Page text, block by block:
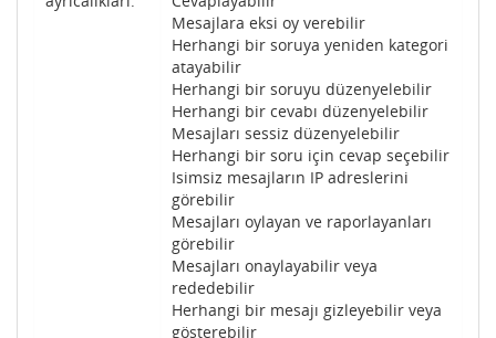
Mesajlara eksi oy verebilir
Herhangi bir soruya yeniden kategori
atayabilir
Herhangi bir soruyu düzenyelebilir
Herhangi bir cevabı düzenyelebilir
Mesajları sessiz düzenyelebilir
Herhangi bir soru için cevap seçebilir
Isimsiz mesajların IP adreslerini
görebilir
Mesajları oylayan ve raporlayanları
görebilir
Mesajları onaylayabilir veya
rededebilir
Herhangi bir mesajı gizleyebilir veya
gösterebilir